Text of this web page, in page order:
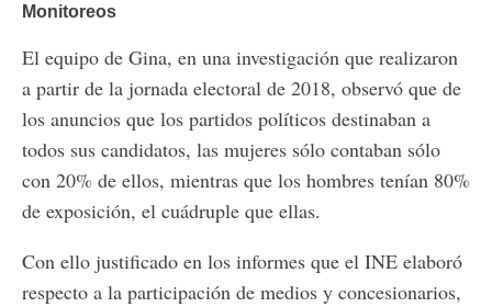
Monitoreos
El equipo de Gina, en una investigación que realizaron
a partir de la jornada electoral de 2018, observó que de
los anuncios que los partidos políticos destinaban a
todos sus candidatos, las mujeres sólo contaban sólo
con 20% de ellos, mientras que los hombres tenían 80%
de exposición, el cuádruple que ellas.
Con ello justificado en los informes que el INE elaboró
respecto a la participación de medios y concesionarios,